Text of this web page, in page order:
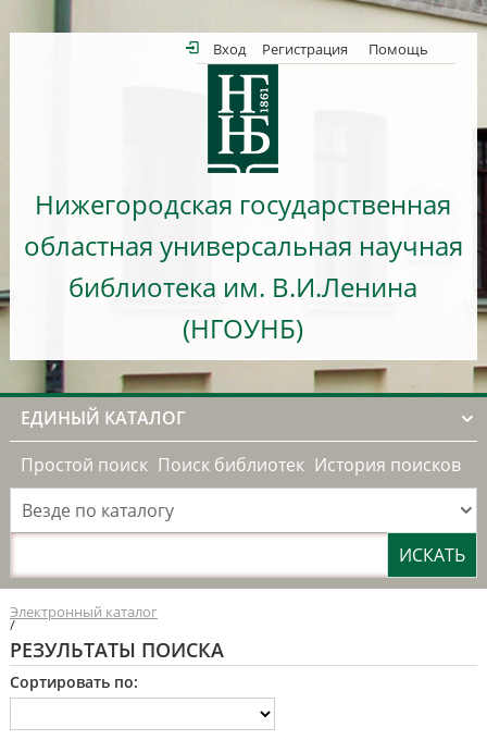
Вход Регистрация Помощь
Нижегородская государственная
областная универсальная научная
библиотека им. В.И.Ленина
(НГОУНБ)
ЕДИНЫЙ КАТАЛОГ
Простой поиск Поиск библиотек История поисков
Везде по каталогу
Электронный каталог
/
РЕЗУЛЬТАТЫ ПОИСКА
Сортировать по: